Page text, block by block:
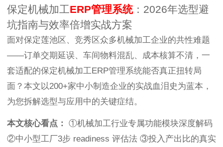
保定机械加工ERP管理系统：2026年选型避
坑指南与效率倍增实战方案
面对保定莲池区、竞秀区众多机械加工企业的共性难题
——订单交期延误、车间物料混乱、成本核算不清，一
套适配的保定机械加工ERP管理系统能否真正扭转局
面？本文以200+家中小制造企业的实战血泪史为蓝本，
为您拆解选型与应用中的关键症结。
本文核心看点：
①机械加工行业专属功能模块深度解码
②中小型工厂3步 readiness 评估法 ③投入产出比的真实